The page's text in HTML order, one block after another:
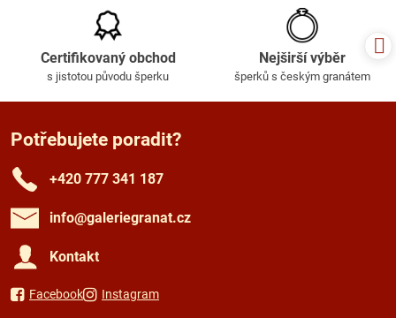
Certifikovaný obchod
s jistotou původu šperku
Nejširší výběr
šperků s českým granátem
Potřebujete poradit?
+420 777 341 187
info​@galeriegranat​.cz
Kontakt
Facebook Instagram